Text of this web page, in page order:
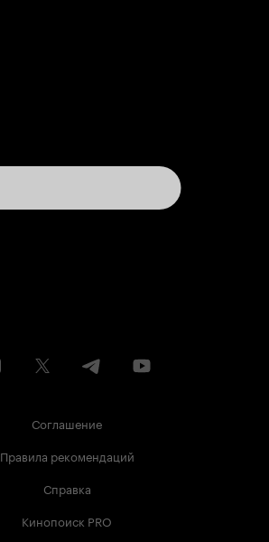
Соглашение
Правила рекомендаций
Справка
Кинопоиск PRO